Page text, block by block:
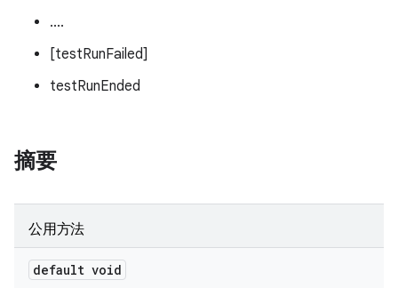
....
[testRunFailed]
testRunEnded
摘要
公用方法
default void